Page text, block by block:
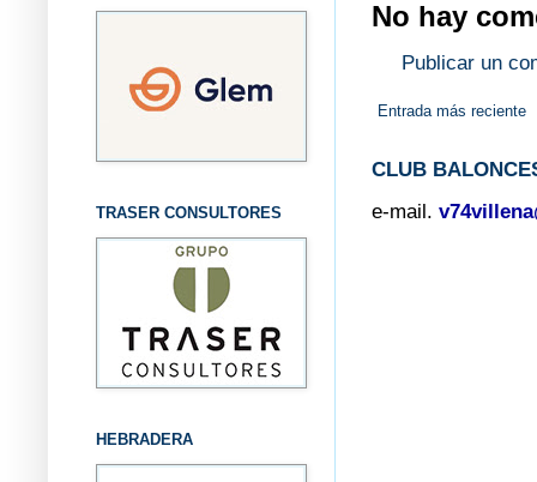
No hay
Publicar un
Entrada más reciente
CLUB
e-mail.
TRASER CONSULTORES
HEBRADERA